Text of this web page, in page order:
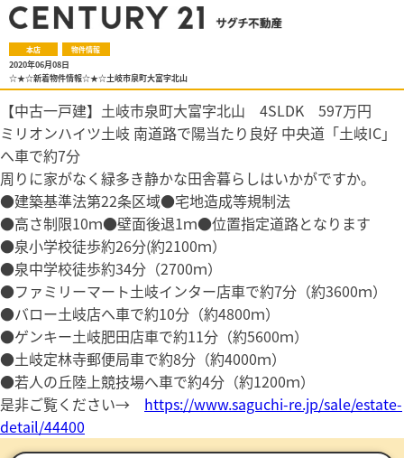
本店 物件情報
2020年06月08日
☆★☆新着物件情報☆★☆土岐市泉町大富字北山
【中古一戸建】土岐市泉町大富字北山 4SLDK 597万円
ミリオンハイツ土岐 南道路で陽当たり良好 中央道「土岐IC」
へ車で約7分
周りに家がなく緑多き静かな田舎暮らしはいかがですか。
●建築基準法第22条区域●宅地造成等規制法
●高さ制限10ｍ●壁面後退1ｍ●位置指定道路となります
●泉小学校徒歩約26分(約2100ｍ）
●泉中学校徒歩約34分（2700ｍ）
●ファミリーマート土岐インター店車で約7分（約3600ｍ）
●バロー土岐店へ車で約10分（約4800ｍ）
●ゲンキー土岐肥田店車で約11分（約5600ｍ）
●土岐定林寺郵便局車で約8分（約4000ｍ）
●若人の丘陸上競技場へ車で約4分（約1200ｍ）
是非ご覧ください→ https://www.saguchi-re.jp/sale/estate-
detail/44400